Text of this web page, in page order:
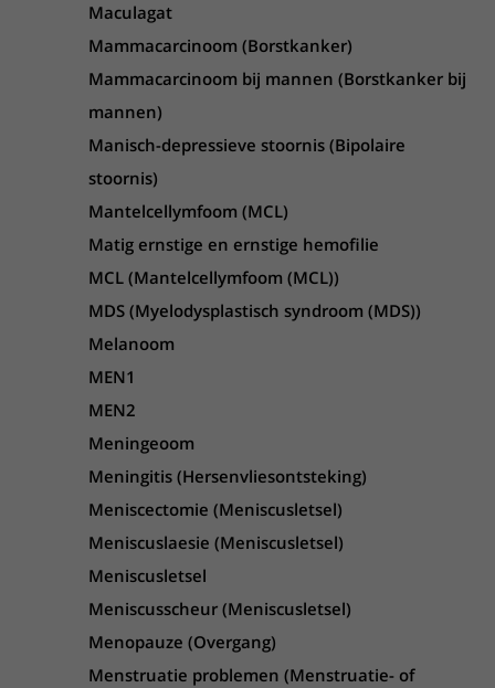
Maculagat
Mammacarcinoom (Borstkanker)
Mammacarcinoom bij mannen (Borstkanker bij
mannen)
Manisch-depressieve stoornis (Bipolaire
stoornis)
Mantelcellymfoom (MCL)
Matig ernstige en ernstige hemofilie
MCL (Mantelcellymfoom (MCL))
MDS (Myelodysplastisch syndroom (MDS))
Melanoom
MEN1
MEN2
Meningeoom
Meningitis (Hersenvliesontsteking)
Meniscectomie (Meniscusletsel)
Meniscuslaesie (Meniscusletsel)
Meniscusletsel
Meniscusscheur (Meniscusletsel)
Menopauze (Overgang)
Menstruatie problemen (Menstruatie- of